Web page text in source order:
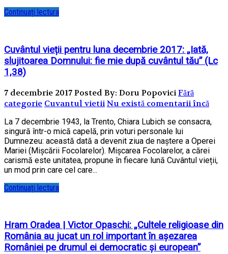
Continuați lectura
Cuvântul vieții pentru luna decembrie 2017: „Iată,
slujitoarea Domnului: fie mie după cuvântul tău” (Lc
1,38)
7 decembrie 2017Posted By: Doru PopoviciFără
categorie Cuvantul vietiiNu există comentarii încă
La 7 decembrie 1943, la Trento, Chiara Lubich se consacra,
singură într-o mică capelă, prin voturi personale lui
Dumnezeu: această dată a devenit ziua de naștere a Operei
Mariei (Mișcării Focolarelor). Mișcarea Focolarelor, a cărei
carismă este unitatea, propune în fiecare lună Cuvântul vieții,
un mod prin care cel care...
Continuați lectura
Hram Oradea | Victor Opaschi: „Cultele religioase din
România au jucat un rol important în aşezarea
României pe drumul ei democratic şi european”